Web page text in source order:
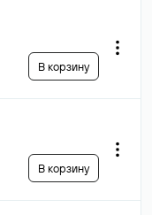
В корзину
В корзину